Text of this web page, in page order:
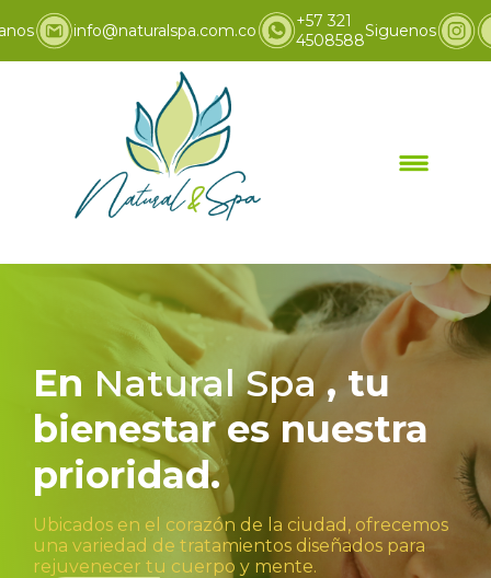
info@naturalspa.com.co
+57 321
4508588Siguenos
En Natural Spa, tu
bienestar es nuestra
prioridad.
Ubicados en el corazón de la ciudad, ofrecemos
una variedad de tratamientos diseñados para
rejuvenecer tu cuerpo y mente.
Inicio>